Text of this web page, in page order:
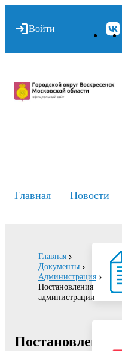
Войти
Главная Новости
Главная
Документы
Администрация
Постановления
администрации
Постановление